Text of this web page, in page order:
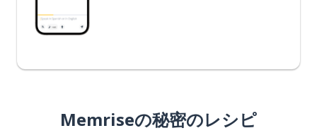
Memriseの秘密のレシピ